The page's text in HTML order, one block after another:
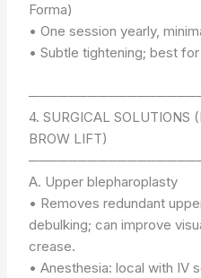
Forma)
• One session yearly,
• Subtle tightening; best
4. SURGICAL SOLUTIONS
BROW LIFT)
A. Upper blepharoplasty
• Removes redundant
debulking; can improve
crease.
• Anesthesia: local with IV